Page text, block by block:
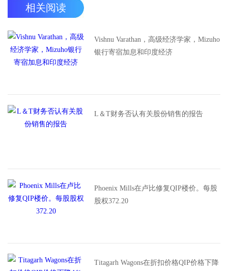
相关阅读
Vishnu Varathan，高级经济学家，Mizuho
银行寄宿加息和印度经济
L＆T财务否认有关股份销售的报告
Phoenix Mills在卢比修复QIP楼价。每股
股权372.20
Titagarh Wagons在折扣价格QIP价格下降